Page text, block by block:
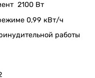
2100 Вт
0,99 кВт/ч
работы